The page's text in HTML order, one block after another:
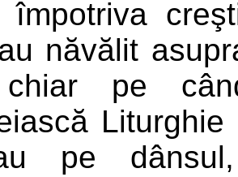
împotriva
năvălit
pe
au pe